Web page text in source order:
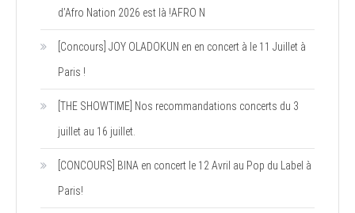
d’Afro Nation 2026 est là !AFRO N
[Concours] JOY OLADOKUN en en concert à le 11 Juillet à
Paris !
[THE SHOWTIME] Nos recommandations concerts du 3
juillet au 16 juillet.
[CONCOURS] BINA en concert le 12 Avril au Pop du Label à
Paris!